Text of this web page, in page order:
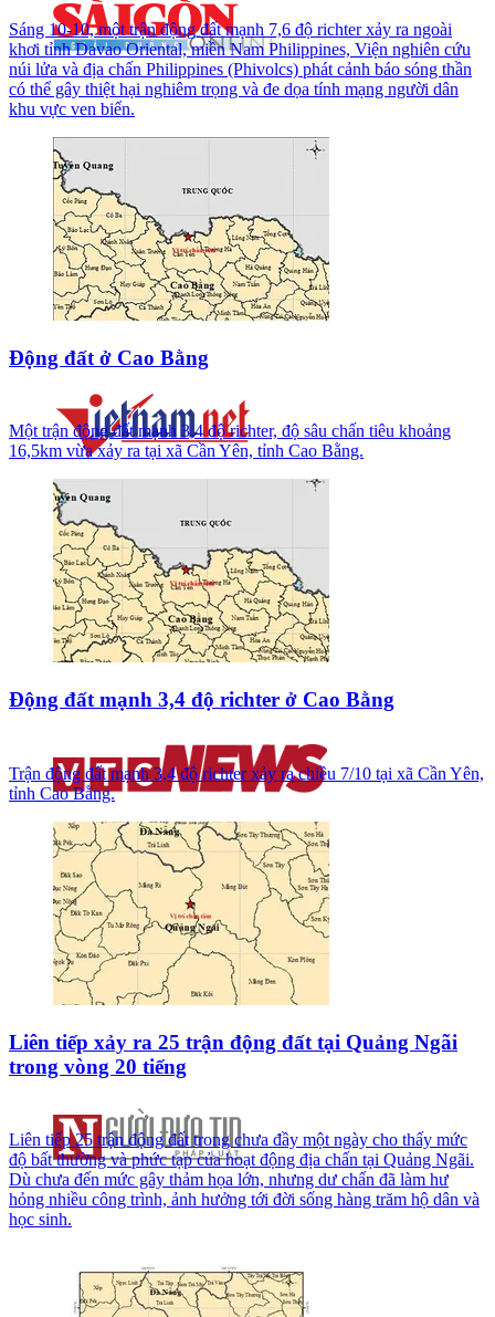
Sáng 10-10, một trận động đất mạnh 7,6 độ richter xảy ra ngoài
khơi tỉnh Davao Oriental, miền Nam Philippines, Viện nghiên cứu
núi lửa và địa chấn Philippines (Phivolcs) phát cảnh báo sóng thần
có thể gây thiệt hại nghiêm trọng và đe dọa tính mạng người dân
khu vực ven biển.
Động đất ở Cao Bằng
Một trận động đất mạnh 3,4 độ richter, độ sâu chấn tiêu khoảng
16,5km vừa xảy ra tại xã Cần Yên, tỉnh Cao Bằng.
Động đất mạnh 3,4 độ richter ở Cao Bằng
Trận động đất mạnh 3,4 độ richter xảy ra chiều 7/10 tại xã Cần Yên,
tỉnh Cao Bằng.
Liên tiếp xảy ra 25 trận động đất tại Quảng Ngãi
trong vòng 20 tiếng
Liên tiếp 25 trận động đất trong chưa đầy một ngày cho thấy mức
độ bất thường và phức tạp của hoạt động địa chấn tại Quảng Ngãi.
Dù chưa đến mức gây thảm họa lớn, nhưng dư chấn đã làm hư
hỏng nhiều công trình, ảnh hưởng tới đời sống hàng trăm hộ dân và
học sinh.